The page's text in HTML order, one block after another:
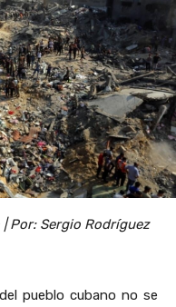
Por: Sergio Rodríguez
pueblo cubano no se